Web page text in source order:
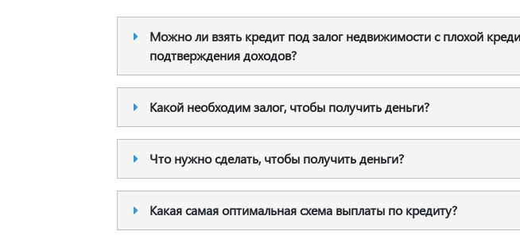
Можно ли взять кредит под залог недвижимости с плохой
подтверждения доходов?
Какой необходим залог, чтобы получить деньги?
Что нужно сделать, чтобы получить деньги?
Какая самая оптимальная схема выплаты по кредиту?